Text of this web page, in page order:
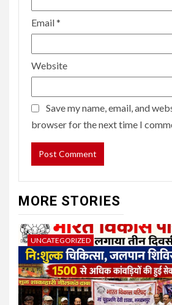
Email*
Website
Save my name, email, and
browser for the next time I
MORE STORIES
UNCATEGORIZED